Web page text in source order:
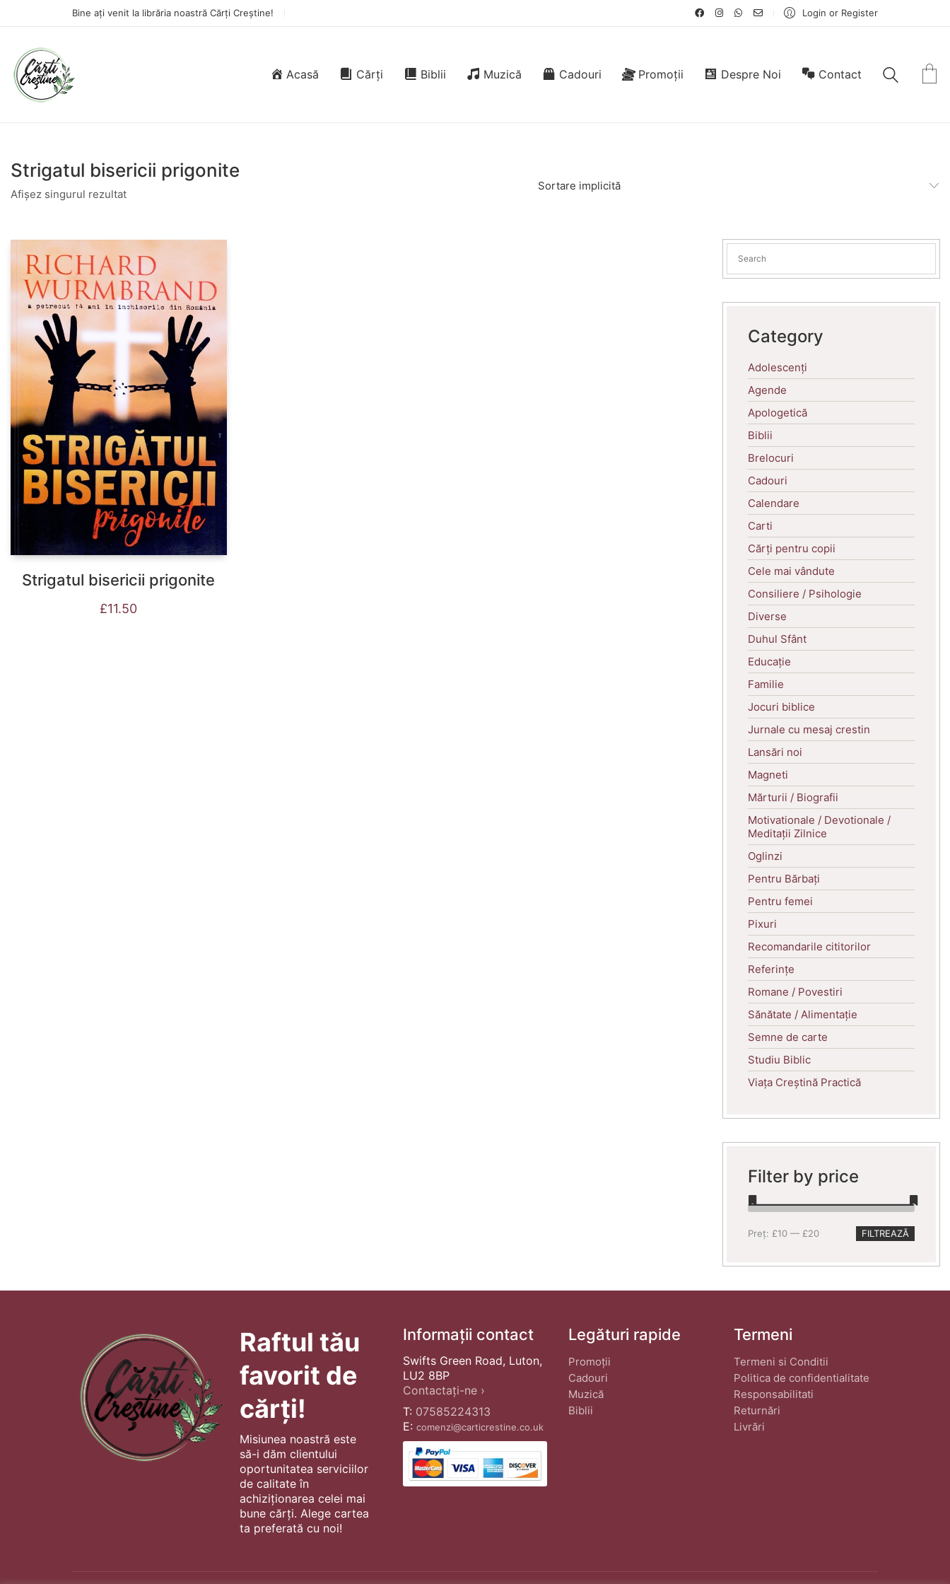
Bine ați venit la librăria noastră Cărți Creștine! Login or Register
Acasă Cărți Biblii Muzică Cadouri Promoții Despre Noi Contact
Strigatul bisericii prigonite
Afișez singurul rezultat
Sortare implicită
Strigatul bisericii prigonite
£11.50
Category
Adolescenți
Agende
Apologetică
Biblii
Brelocuri
Cadouri
Calendare
Carti
Cărți pentru copii
Cele mai vândute
Consiliere / Psihologie
Diverse
Duhul Sfânt
Educație
Familie
Jocuri biblice
Jurnale cu mesaj crestin
Lansări noi
Magneti
Mărturii / Biografii
Motivationale / Devotionale /
Meditații Zilnice
Oglinzi
Pentru Bărbați
Pentru femei
Pixuri
Recomandarile cititorilor
Referințe
Romane / Povestiri
Sănătate / Alimentație
Semne de carte
Studiu Biblic
Viața Creștină Practică
Filter by price
Preț
Preț
FILTREAZĂ
Preț: £10 — £20
Raftul tău
favorit de
cărți!
Misiunea noastră este
să-i dăm clientului
oportunitatea serviciilor
de calitate în
achiziționarea celei mai
bune cărți. Alege cartea
ta preferată cu noi!
Informații contact
Swifts Green Road, Luton,
LU2 8BP
Contactați-ne ›
T: 07585224313
E: comenzi@carticrestine.co.uk
Legături rapide
Promoții
Cadouri
Muzică
Biblii
Termeni
Termeni si Conditii
Politica de confidentialitate
Responsabilitati
Returnări
Livrări